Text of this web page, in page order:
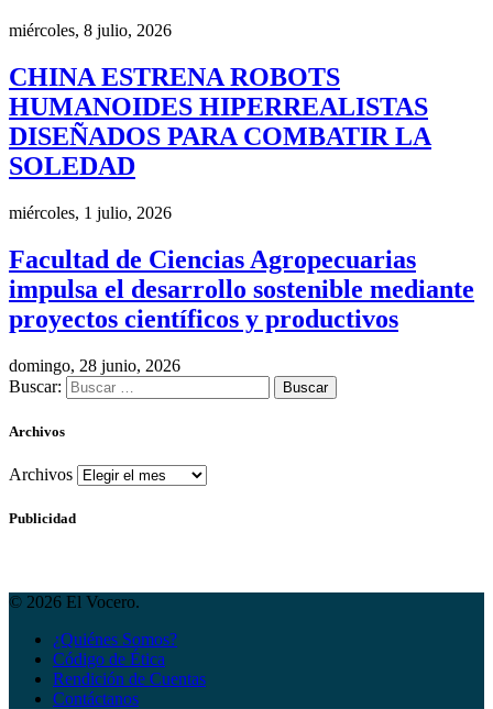
miércoles, 8 julio, 2026
CHINA ESTRENA ROBOTS
HUMANOIDES HIPERREALISTAS
DISEÑADOS PARA COMBATIR LA
SOLEDAD
miércoles, 1 julio, 2026
Facultad de Ciencias Agropecuarias
impulsa el desarrollo sostenible mediante
proyectos científicos y productivos
domingo, 28 junio, 2026
Buscar:
Archivos
Archivos
Publicidad
© 2026 El Vocero.
¿Quiénes Somos?
Código de Ética
Rendición de Cuentas
Contáctanos